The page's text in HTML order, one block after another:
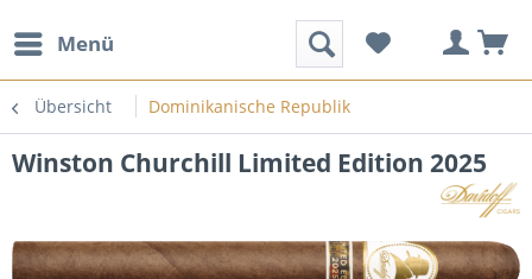
Menü
Übersicht Dominikanische Republik
Winston Churchill Limited Edition 2025